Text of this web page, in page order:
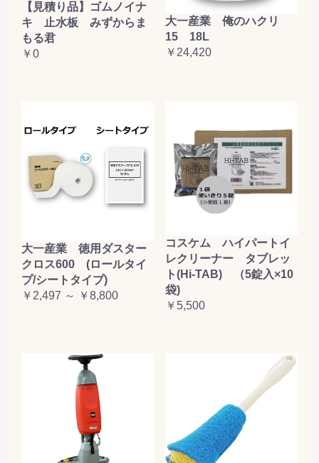
【見積り品】ゴムノイナ
キ 止水板 みずからま
もる君
￥0
大一産業 俺のハクリ
15 18L
￥24,420
大一産業 徳用ダスター
クロス600 (ロールタイ
プ/シートタイプ)
￥2,497 ～ ￥8,800
コスケム ハイパートイ
レクリーナー タブレッ
ト(Hi-TAB) （5錠入×10
袋)
￥5,500